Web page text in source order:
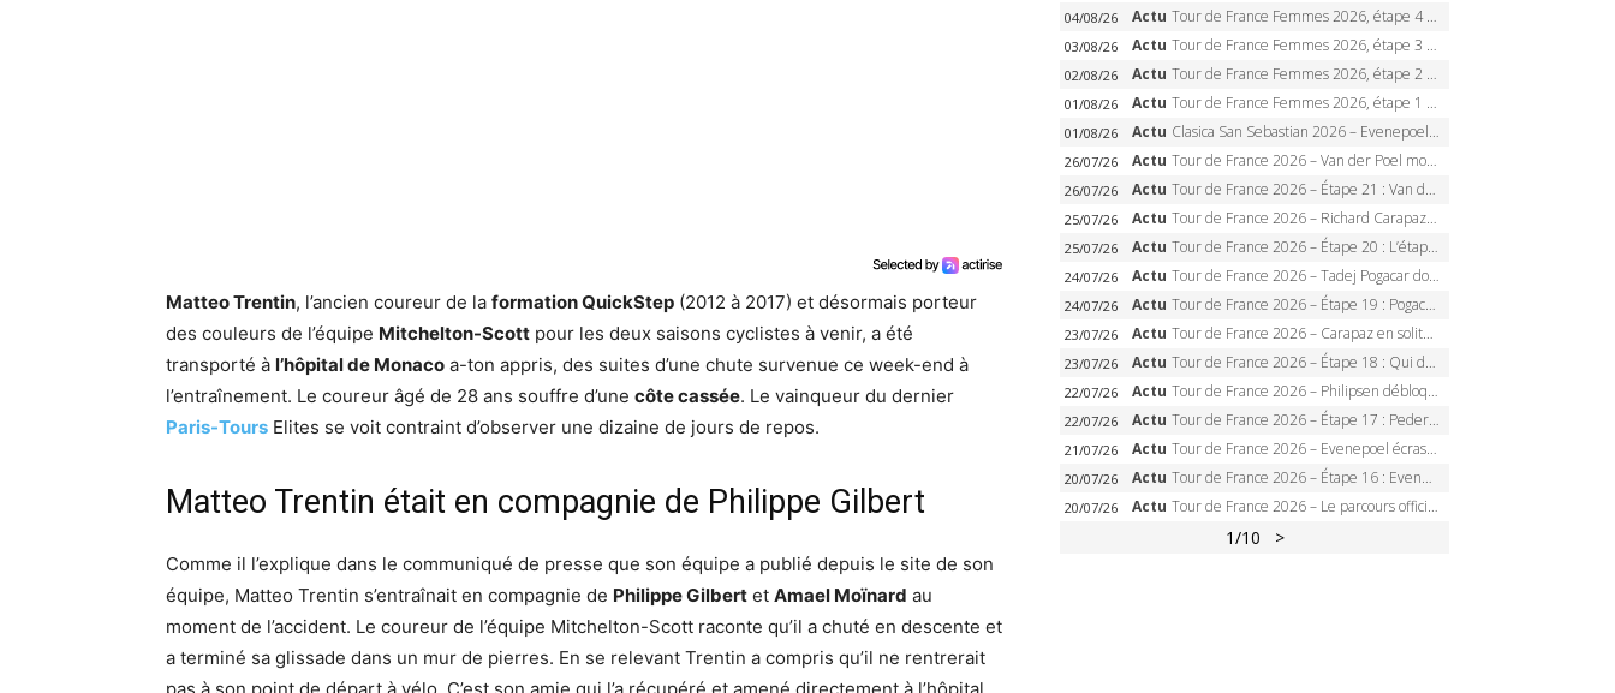
Matteo Trentin, l’ancien coureur de la formation QuickStep (2012 à 2017) et désormais porteur
des couleurs de l’équipe Mitchelton-Scott pour les deux saisons cyclistes à venir, a été
transporté à l’hôpital de Monaco a-ton appris, des suites d’une chute survenue ce week-end à
l’entraînement. Le coureur âgé de 28 ans souffre d’une côte cassée. Le vainqueur du dernier
Paris-Tours Elites se voit contraint d’observer une dizaine de jours de repos.
Matteo Trentin était en compagnie de Philippe Gilbert
Comme il l’explique dans le communiqué de presse que son équipe a publié depuis le site de son
équipe, Matteo Trentin s’entraînait en compagnie de Philippe Gilbert et Amael Moïnard au
moment de l’accident. Le coureur de l’équipe Mitchelton-Scott raconte qu’il a chuté en descente et
a terminé sa glissade dans un mur de pierres. En se relevant Trentin a compris qu’il ne rentrerait
04/08/26 Actu Tour de France Femmes 2026, étape 4 – Marlen Reusser écrase le chrono, Ferrand-Prévot en crise
03/08/26 Actu Tour de France Femmes 2026, étape 3 – Sigrid Haugset en solitaire, 88 km d’échappée, maillot jaune
02/08/26 Actu Tour de France Femmes 2026, étape 2 – Lorena Wiebes doublé à Genève, Markus héroïque, 7e record
01/08/26 Actu Tour de France Femmes 2026, étape 1 – Lorena Wiebes intouchable à Lausanne, premier maillot jaune
01/08/26 Actu Clasica San Sebastian 2026 – Evenepoel recordman, 4e victoire, Carapaz battu au sprint
26/07/26 Actu Tour de France 2026 – Van der Poel monumental à Paris, Pogacar égale le record des cinq sacres
26/07/26 Actu Tour de France 2026 – Étape 21 : Van der Poel, Pogacar, qui succédera à Wout van Aert sur les Champs-Elysées ?
25/07/26 Actu Tour de France 2026 – Richard Carapaz roi des Alpes, doublé et maillot à pois, Seixas perd le podium
25/07/26 Actu Tour de France 2026 – Étape 20 : L’étape reine, Galibier, Sarenne, Alpe d’Huez, qui succédera à Pogacar ?
24/07/26 Actu Tour de France 2026 – Tadej Pogacar dompte l’Alpe d’Huez, 5e victoire, record de Pantani pulvérisé
24/07/26 Actu Tour de France 2026 – Étape 19 : Pogacar peut-il enfin dompter l’Alpe d’Huez ?
23/07/26 Actu Tour de France 2026 – Carapaz en solitaire à Orcières-Merlette, Paret-Peintre à un point du maillot à pois
23/07/26 Actu Tour de France 2026 – Étape 18 : Qui domptera Orcières-Merlette, première marche vers l’Alpe d’Huez ?
22/07/26 Actu Tour de France 2026 – Philipsen débloque son compteur à Voiron, Pedersen en danger pour le maillot vert
22/07/26 Actu Tour de France 2026 – Étape 17 : Pedersen peut-il verrouiller le maillot vert à Voiron ?
21/07/26 Actu Tour de France 2026 – Evenepoel écrase le chrono d’Évian, Seixas 4e, Lipowitz abandonne
20/07/26 Actu Tour de France 2026 – Étape 16 : Evenepoel, Pogacar, Ganna… qui domptera le chrono d’Évian pour redessiner le podium ?
20/07/26 Actu Tour de France 2026 – Le parcours officiel complet : 21 étapes, profils, carte et dates
1/10 >